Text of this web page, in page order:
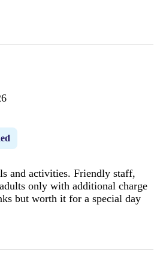
and activities. Friendly staff,
only with additional charge
but worth it for a special day